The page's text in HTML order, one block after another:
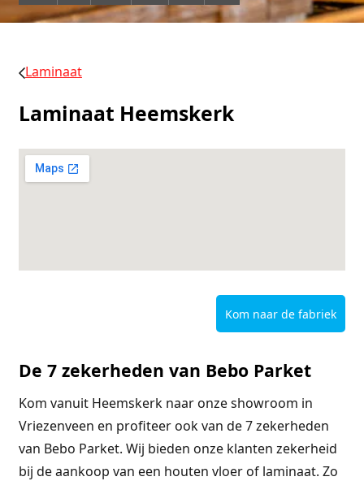
Laminaat
Laminaat Heemskerk
Kom naar de fabriek
De 7 zekerheden van Bebo Parket
Kom vanuit Heemskerk naar onze showroom in
Vriezenveen en profiteer ook van de 7 zekerheden
van Bebo Parket. Wij bieden onze klanten zekerheid
bij de aankoop van een houten vloer of laminaat. Zo